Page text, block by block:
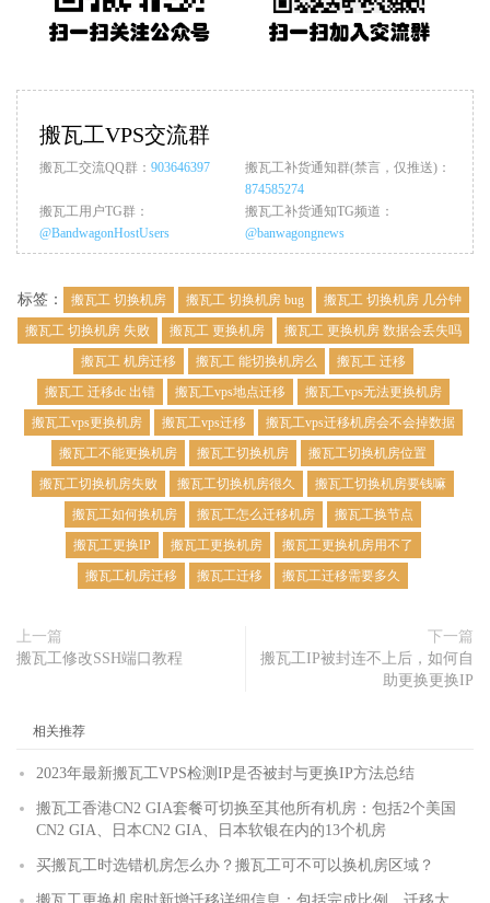
搬瓦工VPS交流群
搬瓦工交流QQ群： 903646397
搬瓦工补货通知群(禁言，仅推送)：
874585274
搬瓦工用户TG群：
@BandwagonHostUsers
搬瓦工补货通知TG频道：
@banwagongnews
标签： 搬瓦工 切换机房 搬瓦工 切换机房 bug
搬瓦工 切换机房 几分钟
搬瓦工 切换机房 失败
搬瓦工 更换机房
搬瓦工 更换机房 数据会丢失吗
搬瓦工 机房迁移
搬瓦工 能切换机房么
搬瓦工 迁移
搬瓦工 迁移dc 出错
搬瓦工vps地点迁移
搬瓦工vps无法更换机房
搬瓦工vps更换机房
搬瓦工vps迁移
搬瓦工vps迁移机房会不会掉数据
搬瓦工不能更换机房
搬瓦工切换机房
搬瓦工切换机房位置
搬瓦工切换机房失败
搬瓦工切换机房很久
搬瓦工切换机房要钱嘛
搬瓦工如何换机房
搬瓦工怎么迁移机房
搬瓦工换节点
搬瓦工更换IP
搬瓦工更换机房
搬瓦工更换机房用不了
搬瓦工机房迁移
搬瓦工迁移 搬瓦工迁移需要多久
上一篇
搬瓦工修改SSH端口教程
下一篇
搬瓦工IP被封连不上后，如何自
助更换更换IP
相关推荐
2023年最新搬瓦工VPS检测IP是否被封与更换IP方法总结
搬瓦工香港CN2 GIA套餐可切换至其他所有机房：包括2个美国
CN2 GIA、日本CN2 GIA、日本软银在内的13个机房
买搬瓦工时选错机房怎么办？搬瓦工可不可以换机房区域？